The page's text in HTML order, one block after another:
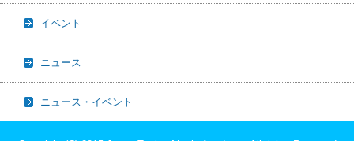
イベント
ニュース
ニュース・イベント